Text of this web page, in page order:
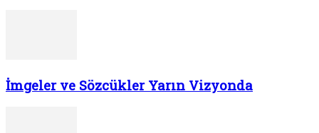
İmgeler ve Sözcükler Yarın Vizyonda